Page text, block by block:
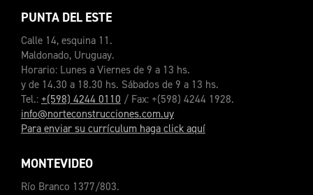
PUNTA DEL ESTE
Calle 14, esquina 11.
Maldonado, Uruguay.
Horario: Lunes a Viernes de 9 a 13 hs.
y de 14.30 a 18.30 hs. Sábados de 9 a 13 hs.
Tel.: +(598) 4244 0110 / Fax: +(598) 4244 1928.
info@norteconstrucciones.com.uy
Para enviar su currículum haga click aquí
MONTEVIDEO
Río Branco 1377/803.